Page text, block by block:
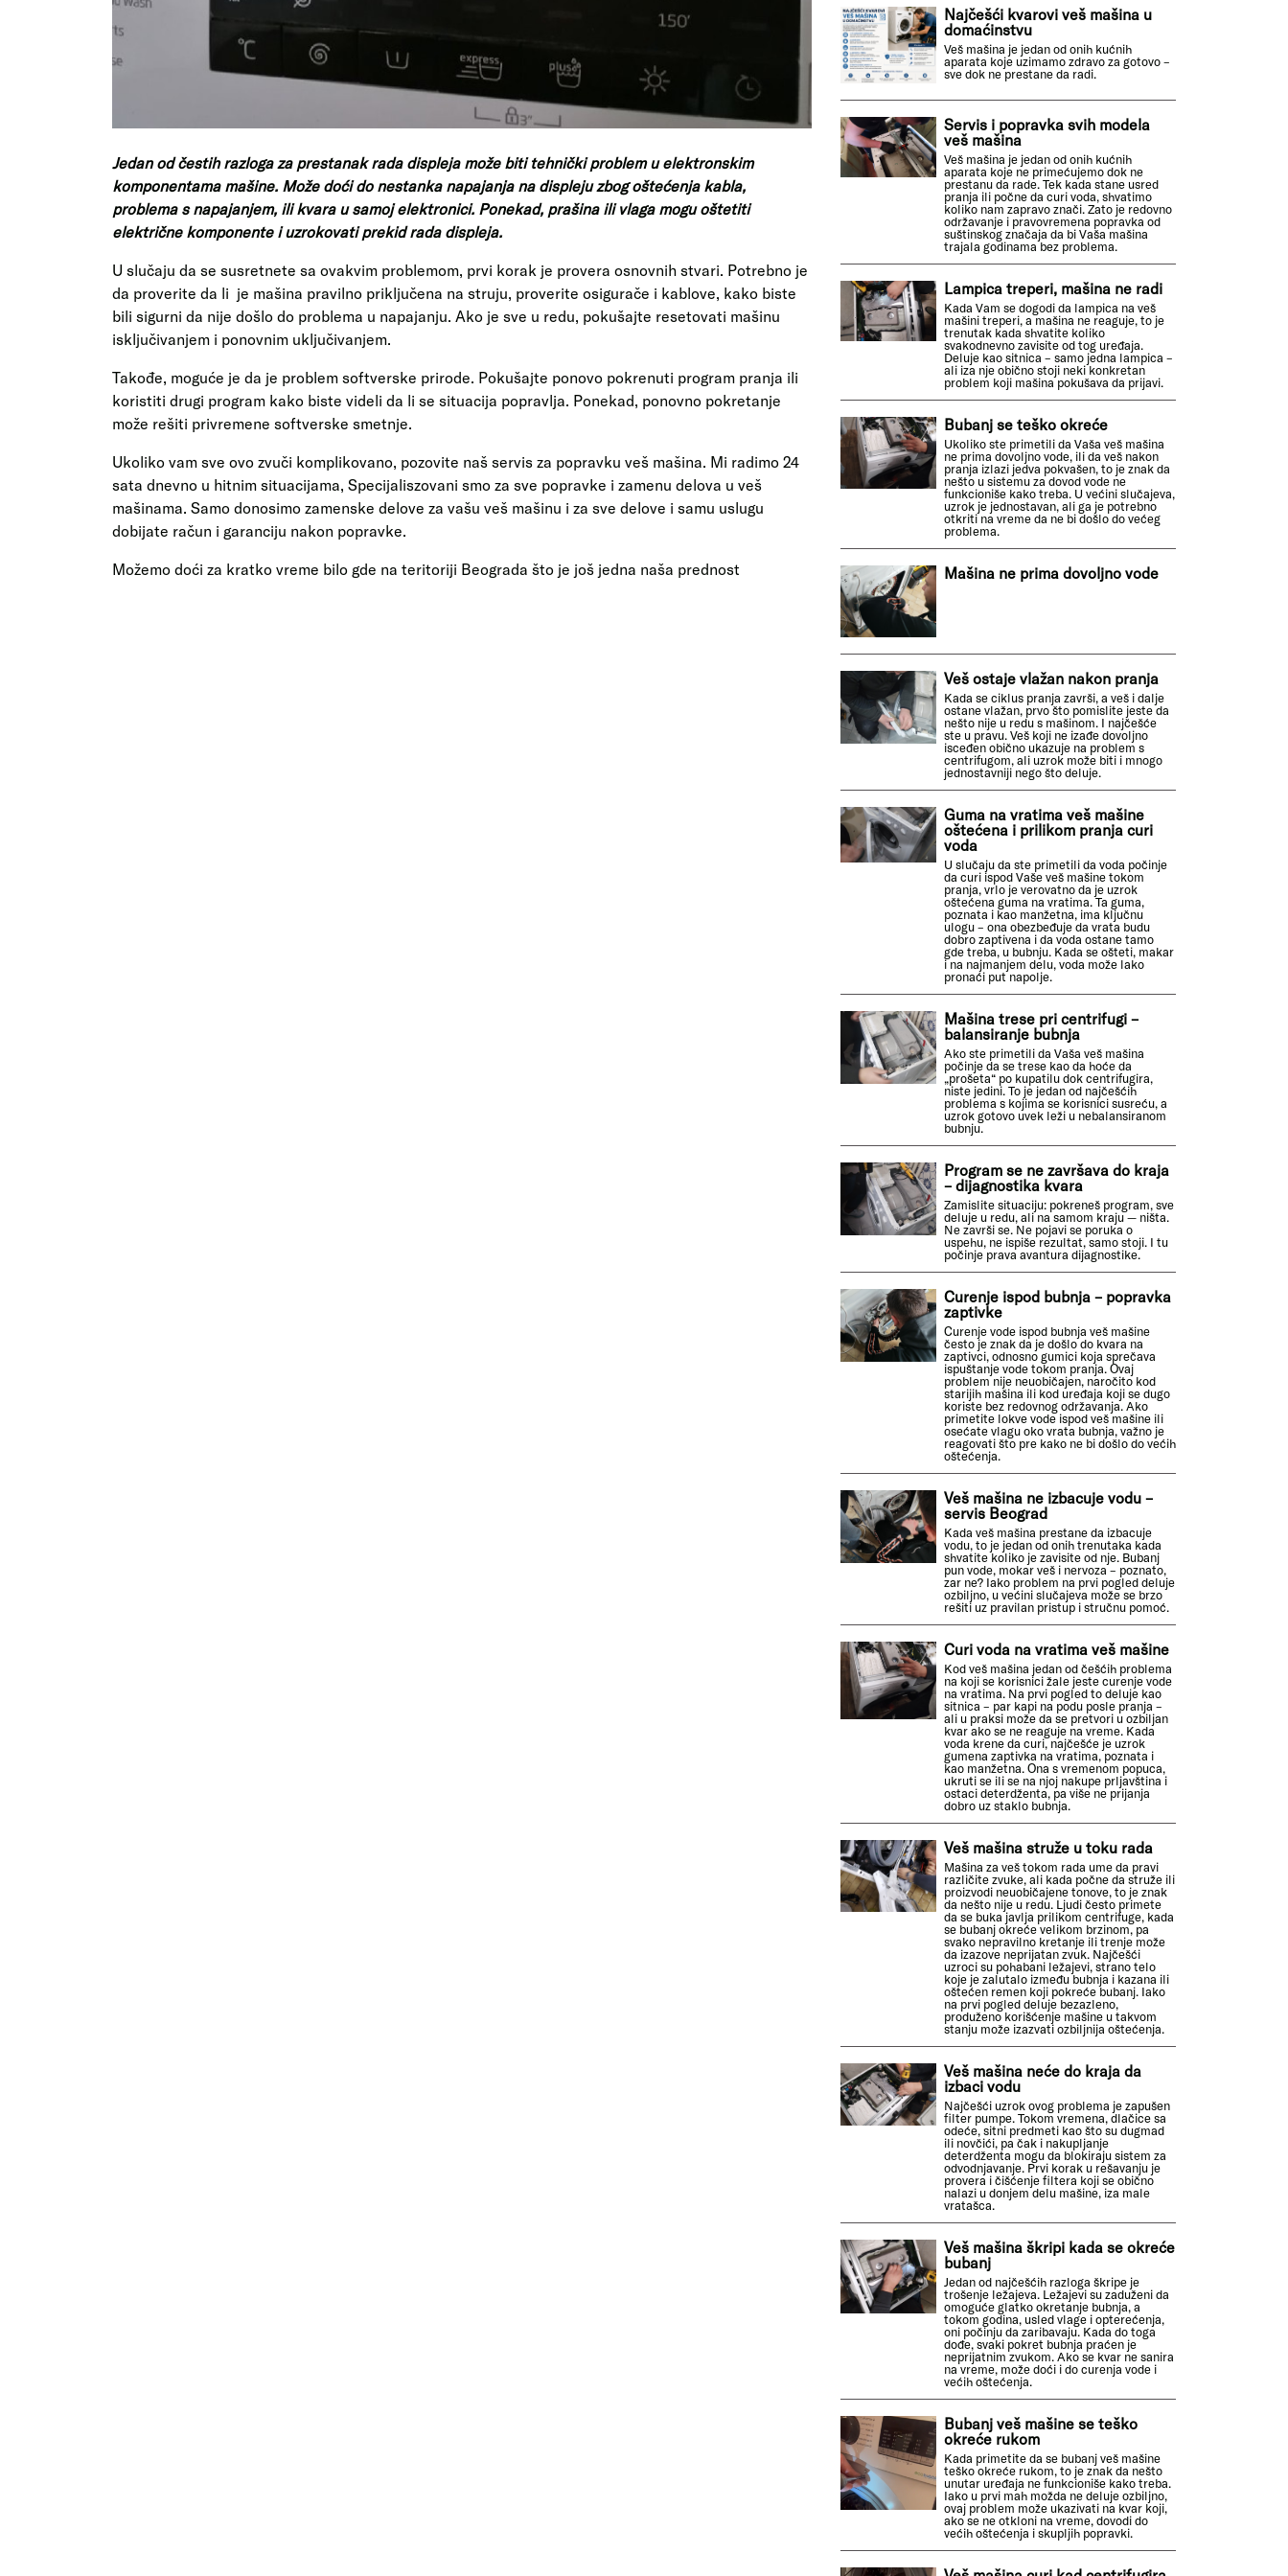
Jedan od čestih razloga za prestanak rada displeja može biti tehnički problem u elektronskim
komponentama mašine. Može doći do nestanka napajanja na displeju zbog oštećenja kabla,
problema s napajanjem, ili kvara u samoj elektronici. Ponekad, prašina ili vlaga mogu oštetiti
električne komponente i uzrokovati prekid rada displeja.
U slučaju da se susretnete sa ovakvim problemom, prvi korak je provera osnovnih stvari. Potrebno je
da proverite da li je mašina pravilno priključena na struju, proverite osigurače i kablove, kako biste
bili sigurni da nije došlo do problema u napajanju. Ako je sve u redu, pokušajte resetovati mašinu
isključivanjem i ponovnim uključivanjem.
Takođe, moguće je da je problem softverske prirode. Pokušajte ponovo pokrenuti program pranja ili
koristiti drugi program kako biste videli da li se situacija popravlja. Ponekad, ponovno pokretanje
može rešiti privremene softverske smetnje.
Ukoliko vam sve ovo zvuči komplikovano, pozovite naš servis za popravku veš mašina. Mi radimo 24
sata dnevno u hitnim situacijama, Specijaliszovani smo za sve popravke i zamenu delova u veš
mašinama. Samo donosimo zamenske delove za vašu veš mašinu i za sve delove i samu uslugu
dobijate račun i garanciju nakon popravke.
Možemo doći za kratko vreme bilo gde na teritoriji Beograda što je još jedna naša prednost
Najčešći kvarovi veš mašina u
domaćinstvu
Veš mašina je jedan od onih kućnih
aparata koje uzimamo zdravo za gotovo –
sve dok ne prestane da radi.
Servis i popravka svih modela
veš mašina
Veš mašina je jedan od onih kućnih
aparata koje ne primećujemo dok ne
prestanu da rade. Tek kada stane usred
pranja ili počne da curi voda, shvatimo
koliko nam zapravo znači. Zato je redovno
održavanje i pravovremena popravka od
suštinskog značaja da bi Vaša mašina
trajala godinama bez problema.
Lampica treperi, mašina ne radi
Kada Vam se dogodi da lampica na veš
mašini treperi, a mašina ne reaguje, to je
trenutak kada shvatite koliko
svakodnevno zavisite od tog uređaja.
Deluje kao sitnica – samo jedna lampica –
ali iza nje obično stoji neki konkretan
problem koji mašina pokušava da prijavi.
Bubanj se teško okreće
Ukoliko ste primetili da Vaša veš mašina
ne prima dovoljno vode, ili da veš nakon
pranja izlazi jedva pokvašen, to je znak da
nešto u sistemu za dovod vode ne
funkcioniše kako treba. U većini slučajeva,
uzrok je jednostavan, ali ga je potrebno
otkriti na vreme da ne bi došlo do većeg
problema.
Mašina ne prima dovoljno vode
Veš ostaje vlažan nakon pranja
Kada se ciklus pranja završi, a veš i dalje
ostane vlažan, prvo što pomislite jeste da
nešto nije u redu s mašinom. I najčešće
ste u pravu. Veš koji ne izađe dovoljno
isceđen obično ukazuje na problem s
centrifugom, ali uzrok može biti i mnogo
jednostavniji nego što deluje.
Guma na vratima veš mašine
oštećena i prilikom pranja curi
voda
U slučaju da ste primetili da voda počinje
da curi ispod Vaše veš mašine tokom
pranja, vrlo je verovatno da je uzrok
oštećena guma na vratima. Ta guma,
poznata i kao manžetna, ima ključnu
ulogu – ona obezbeđuje da vrata budu
dobro zaptivena i da voda ostane tamo
gde treba, u bubnju. Kada se ošteti, makar
i na najmanjem delu, voda može lako
pronaći put napolje.
Mašina trese pri centrifugi –
balansiranje bubnja
Ako ste primetili da Vaša veš mašina
počinje da se trese kao da hoće da
„prošeta“ po kupatilu dok centrifugira,
niste jedini. To je jedan od najčešćih
problema s kojima se korisnici susreću, a
uzrok gotovo uvek leži u nebalansiranom
bubnju.
Program se ne završava do kraja
– dijagnostika kvara
Zamislite situaciju: pokreneš program, sve
deluje u redu, ali na samom kraju — ništa.
Ne završi se. Ne pojavi se poruka o
uspehu, ne ispiše rezultat, samo stoji. I tu
počinje prava avantura dijagnostike.
Curenje ispod bubnja – popravka
zaptivke
Curenje vode ispod bubnja veš mašine
često je znak da je došlo do kvara na
zaptivci, odnosno gumici koja sprečava
ispuštanje vode tokom pranja. Ovaj
problem nije neuobičajen, naročito kod
starijih mašina ili kod uređaja koji se dugo
koriste bez redovnog održavanja. Ako
primetite lokve vode ispod veš mašine ili
osećate vlagu oko vrata bubnja, važno je
reagovati što pre kako ne bi došlo do većih
oštećenja.
Veš mašina ne izbacuje vodu –
servis Beograd
Kada veš mašina prestane da izbacuje
vodu, to je jedan od onih trenutaka kada
shvatite koliko je zavisite od nje. Bubanj
pun vode, mokar veš i nervoza – poznato,
zar ne? Iako problem na prvi pogled deluje
ozbiljno, u većini slučajeva može se brzo
rešiti uz pravilan pristup i stručnu pomoć.
Curi voda na vratima veš mašine
Kod veš mašina jedan od češćih problema
na koji se korisnici žale jeste curenje vode
na vratima. Na prvi pogled to deluje kao
sitnica – par kapi na podu posle pranja –
ali u praksi može da se pretvori u ozbiljan
kvar ako se ne reaguje na vreme. Kada
voda krene da curi, najčešće je uzrok
gumena zaptivka na vratima, poznata i
kao manžetna. Ona s vremenom popuca,
ukruti se ili se na njoj nakupe prljavština i
ostaci deterdženta, pa više ne prijanja
dobro uz staklo bubnja.
Veš mašina struže u toku rada
Mašina za veš tokom rada ume da pravi
različite zvuke, ali kada počne da struže ili
proizvodi neuobičajene tonove, to je znak
da nešto nije u redu. Ljudi često primete
da se buka javlja prilikom centrifuge, kada
se bubanj okreće velikom brzinom, pa
svako nepravilno kretanje ili trenje može
da izazove neprijatan zvuk. Najčešći
uzroci su pohabani ležajevi, strano telo
koje je zalutalo između bubnja i kazana ili
oštećen remen koji pokreće bubanj. Iako
na prvi pogled deluje bezazleno,
produženo korišćenje mašine u takvom
stanju može izazvati ozbiljnija oštećenja.
Veš mašina neće do kraja da
izbaci vodu
Najčešći uzrok ovog problema je zapušen
filter pumpe. Tokom vremena, dlačice sa
odeće, sitni predmeti kao što su dugmad
ili novčići, pa čak i nakupljanje
deterdženta mogu da blokiraju sistem za
odvodnjavanje. Prvi korak u rešavanju je
provera i čišćenje filtera koji se obično
nalazi u donjem delu mašine, iza male
vratašca.
Veš mašina škripi kada se okreće
bubanj
Jedan od najčešćih razloga škripe je
trošenje ležajeva. Ležajevi su zaduženi da
omoguće glatko okretanje bubnja, a
tokom godina, usled vlage i opterećenja,
oni počinju da zaribavaju. Kada do toga
dođe, svaki pokret bubnja praćen je
neprijatnim zvukom. Ako se kvar ne sanira
na vreme, može doći i do curenja vode i
većih oštećenja.
Bubanj veš mašine se teško
okreće rukom
Kada primetite da se bubanj veš mašine
teško okreće rukom, to je znak da nešto
unutar uređaja ne funkcioniše kako treba.
Iako u prvi mah možda ne deluje ozbiljno,
ovaj problem može ukazivati na kvar koji,
ako se ne otkloni na vreme, dovodi do
većih oštećenja i skupljih popravki.